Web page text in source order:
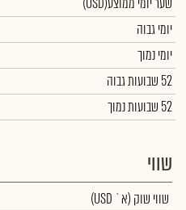
יומי גבוה
יומי נמוך
52 שבועות גבוה
52 שבועות נמוך
שווי
שווי שוק (א` USD)